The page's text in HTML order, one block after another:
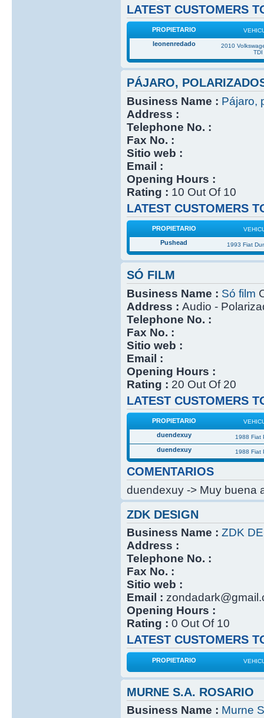
LATEST CUSTOMERS
PROPIETARIO
leonenredado
2010
TDI
PÁJARO,
Business Name : Pájaro,
Address :
Telephone No. :
Fax No. :
Sitio web :
Email :
Opening Hours :
Rating : 10 Out Of 10
LATEST CUSTOMERS
PROPIETARIO
Pushead 1993 Fiat
SÓ FILM
Business Name : Só film
Address : Audio -
Telephone No. :
Fax No. :
Sitio web :
Email :
Opening Hours :
Rating : 20 Out Of 20
LATEST CUSTOMERS
PROPIETARIO
duendexuy 1988 Fiat
duendexuy 1988 Fiat
COMENTARIOS
duendexuy -> Muy buena
ZDK DESIGN
Business Name : ZDK
Address :
Telephone No. :
Fax No. :
Sitio web :
Email :
Opening Hours :
Rating : 0 Out Of 10
LATEST CUSTOMERS
PROPIETARIO
MURNE S.A. ROSARIO
Business Name : Murne